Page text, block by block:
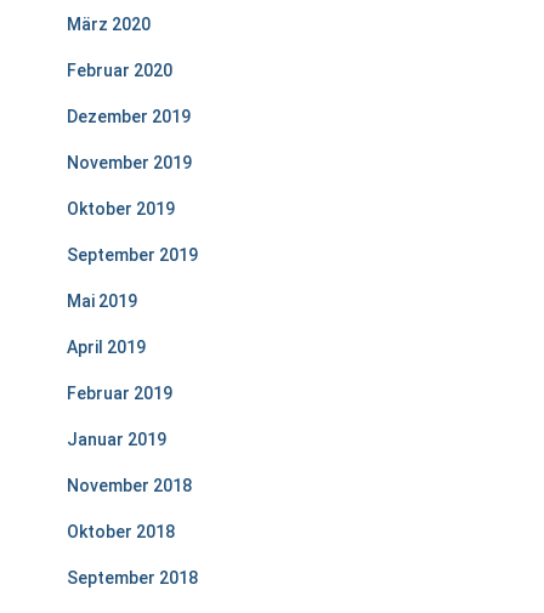
März 2020
Februar 2020
Dezember 2019
November 2019
Oktober 2019
September 2019
Mai 2019
April 2019
Februar 2019
Januar 2019
November 2018
Oktober 2018
September 2018